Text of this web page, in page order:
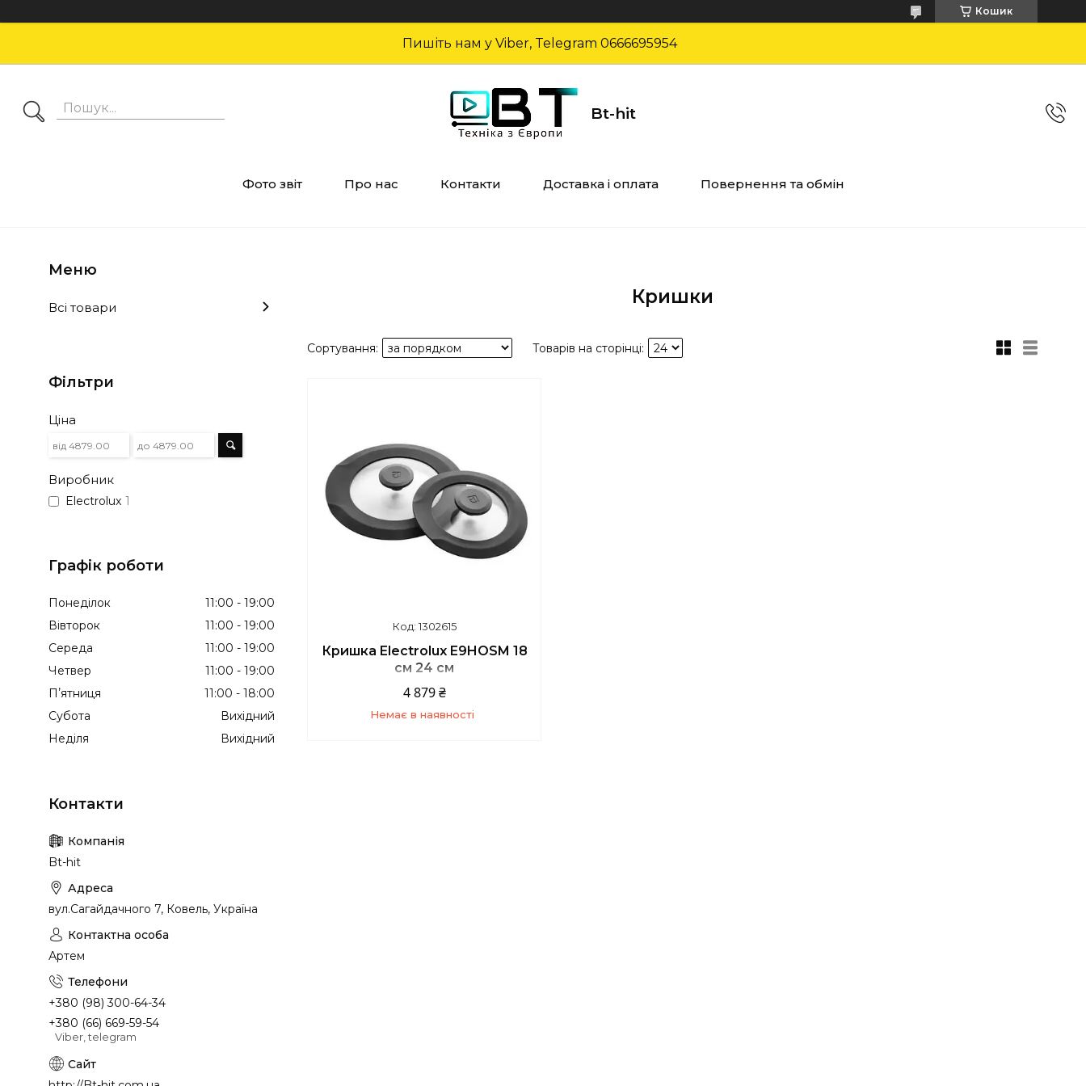
Кошик
Пишіть нам у Viber, Telegram 0666695954
Bt-hit
Фото звіт Про нас Контакти Доставка і оплата Повернення та обмін
Кришки
1302615
Кришка Electrolux E9HOSM 18
см 24 см
4 879 ₴
Немає в наявності
Всі товари
Фільтри
Ціна
Виробник
Electrolux 1
Графік роботи
Понеділок 11:00
19:00
Вівторок
11:00
19:00
Середа
11:00
19:00
Четвер
11:00
19:00
Пʼятниця
11:00
18:00
Субота
Вихідний
Неділя
Вихідний
Bt-hit
вул.Сагайдачного 7, Ковель, Україна
Артем
+380 (98) 300-64-34
+380 (66) 669-59-54
Viber, telegram